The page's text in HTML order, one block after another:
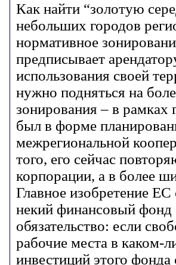
Как найти “золотую
небольших городов
нормативное
предписывает
использования своей
нужно подняться на
зонирования – в рамках
был в форме
межрегиональной
того, его сейчас
корпорации, а в более
Главное изобретение
некий финансовый фонд
обязательство: если
рабочие места в каком-
инвестиций этого